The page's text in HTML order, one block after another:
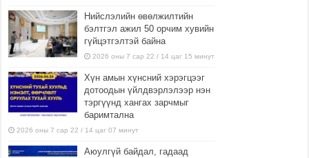
Нийслэлийн өвөлжилтийн
бэлтгэл ажил 50 орчим хувийн
гүйцэтгэлтэй байна
2026 оны 7 сар 22 / 14 цаг 15 минут
Хүн амын хүнсний хэрэгцээг
дотоодын үйлдвэрлэлээр нэн
тэргүүнд хангах зарчмыг
баримтална
2026 оны 7 сар 22 / 14 цаг 07 минут
Аюулгүй байдал, гадаад